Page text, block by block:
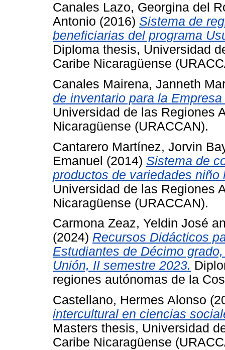
Canales Lazo, Georgina del
Antonio (2016) Sistema de
beneficiarias del programa
Diploma thesis, Universidad
Caribe Nicaragüense
Canales Mairena, Janneth
de inventario para la
Universidad de las Regiones
Nicaragüense (URACCAN).
Cantarero Martínez, Jorvin
Emanuel (2014) Sistema de
productos de variedades niño
Universidad de las Regiones
Nicaragüense (URACCAN).
Carmona Zeaz, Yeldin José
(2024) Recursos Didácticos
Estudiantes de Décimo
Unión, II semestre 2023.
regiones autónomas de la
Castellano, Hermes Alonso
intercultural en ciencias
Masters thesis, Universidad
Caribe Nicaragüense